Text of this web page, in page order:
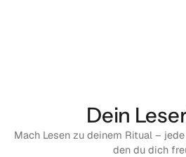
Dein
Mach Lesen zu deinem Ritual –
den du dich